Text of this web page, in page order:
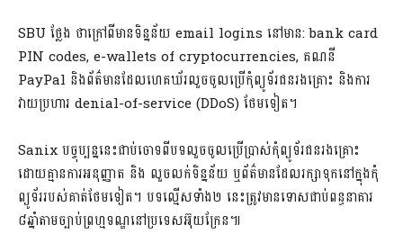
SBU ថ្លែង ថា​ក្រៅពី​មាន​ទិន្នន័យ email logins នៅមាន: bank card
PIN codes, e-wallets of cryptocurrencies, គណនី
PayPal និង​ព័ត៌មាន​ដែល​ហេ​គ​ឃ័​រ​លួច​ចូល​ប្រើ​កុំព្យូទ័រ​ជនរងគ្រោះ និង​ការ
វាយប្រហារ denial-of-service (DDoS) ថែមទៀត។
Sanix បច្ចុប្បន្ននេះ​ជាប់ចោទ​ពីបទ​លួច​ចូល​ប្រើប្រាស់​កុំព្យូទ័រ​ជនរងគ្រោះ​
ដោយ​គ្មាន​ការអនុញ្ញាត និង លួច​លក់​ទិន្នន័យ ឬ​ព័ត៌មាន​ដែល​រក្សាទុក​នៅក្នុង​កុំ
ព្យូទ័រ​របស់គាត់​ថែមទៀត។ បទល្មើស​ទាំង២ នេះ​ត្រូវ​មានទោស​ជាប់ពន្ធនាគារ
៨ឆ្នាំ​តាមច្បាប់​ព្រហ្មទណ្ឌ​នៅ​ប្រទេស​អ៊ុយ​ក្រែ​ន៕